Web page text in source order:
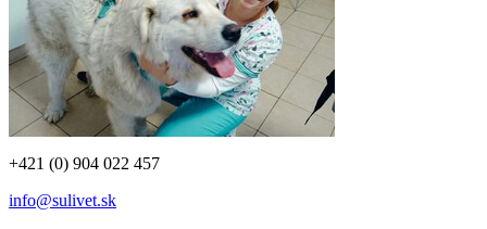
+421 (0) 904 022 457
info@sulivet.sk